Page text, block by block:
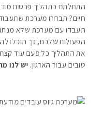
התחלתם בתהליך פרסום
חיים? תבחרו מערכת
תעבדו עם מערכת שלא
הפעולות שלכם, כך תוכלו
את התהליך כל פעם עוד קצת
טובים עבור הארגון. יש לנו